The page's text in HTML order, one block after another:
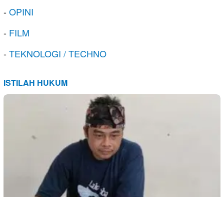
-OPINI
- FILM
-TEKNOLOGI / TECHNO
ISTILAH HUKUM